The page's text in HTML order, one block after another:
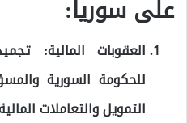
على سوريا:
العقوبات المالية:
للحكومة السورية
التمويل والتعاملات